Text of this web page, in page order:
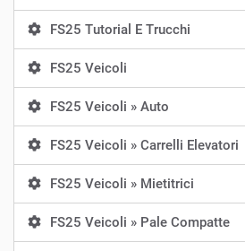
FS25 Tutorial E Trucchi
FS25 Veicoli
FS25 Veicoli » Auto
FS25 Veicoli » Carrelli Elevatori
FS25 Veicoli » Mietitrici
FS25 Veicoli » Pale Compatte